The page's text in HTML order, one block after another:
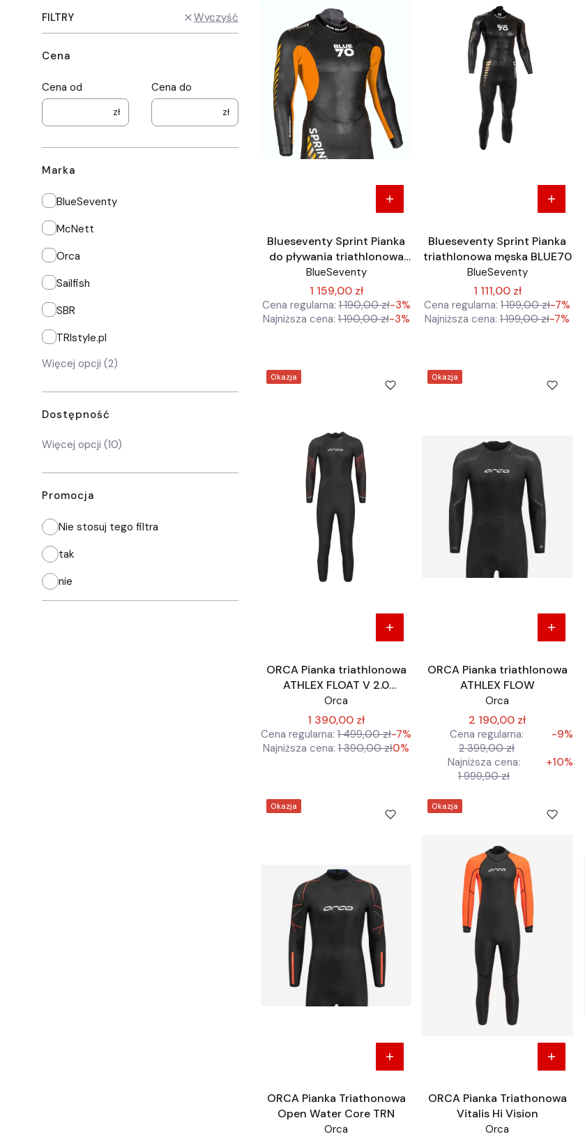
FILTRY Wyczyść
Cena
Cena od
zł
Cena do
zł
Marka
MarkaBlueSeventy
McNett
Orca
Sailfish
SBR
TRIstyle.pl
Więcej opcji (2)
Dostępność
Dostępność
Więcej opcji (10)
Promocja
Nie stosuj tego filtra
tak
nie
Blueseventy Sprint Pianka
do pływania triathlonowa
męska BLUE70
BlueSeventy
1 159,00 zł
Cena regularna: 1 190,00 zł-3%
Najniższa cena: 1 190,00 zł-3%
Blueseventy Sprint Pianka
triathlonowa męska BLUE70
BlueSeventy
1 111,00 zł
Cena regularna: 1 199,00 zł-7%
Najniższa cena: 1 199,00 zł-7%
Okazja
ORCA Pianka triathlonowa
ATHLEX FLOAT V 2.0
Neoprenowa
Orca
1 390,00 zł
Cena regularna: 1 499,00 zł-7%
Najniższa cena: 1 390,00 zł0%
Okazja
ORCA Pianka triathlonowa
ATHLEX FLOW
Orca
2 190,00 zł
Cena regularna:
2 399,00 zł
-9%
Najniższa cena:
1 999,90 zł
+10%
Okazja
ORCA Pianka Triathonowa
Open Water Core TRN
Orca
Okazja
ORCA Pianka Triathonowa
Vitalis Hi Vision
Orca